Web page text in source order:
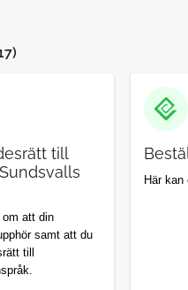
)
till
att din
samt att du
till
Här kan